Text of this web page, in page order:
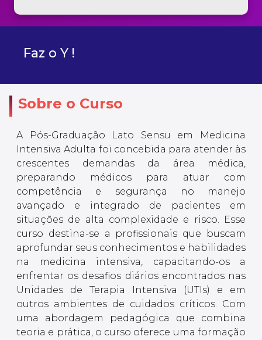
Faz o Y !
Sobre o Curso
A Pós-Graduação Lato Sensu em Medicina
Intensiva Adulta foi concebida para atender às
crescentes demandas da área médica,
preparando médicos para atuar com
competência e segurança no manejo
avançado e integrado de pacientes em
situações de alta complexidade e risco. Esse
curso destina-se a profissionais que buscam
aprofundar seus conhecimentos e habilidades
na medicina intensiva, capacitando-os a
enfrentar os desafios diários encontrados nas
Unidades de Terapia Intensiva (UTIs) e em
outros ambientes de cuidados críticos. Com
uma abordagem pedagógica que combina
teoria e prática, o curso oferece uma formação